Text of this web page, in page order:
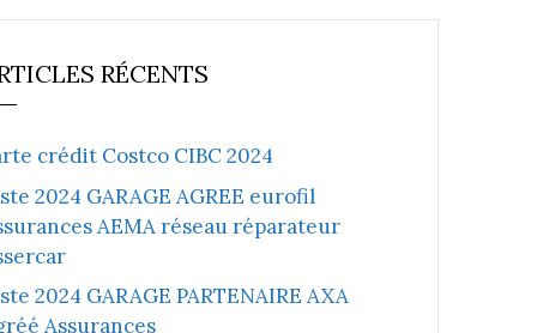
RÉCENTS
crédit Costco CIBC 2024
2024 GARAGE AGREE eurofil
AEMA réseau réparateur
2024 GARAGE PARTENAIRE AXA
Assurances